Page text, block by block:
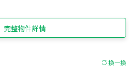
完整物件詳情
換一換